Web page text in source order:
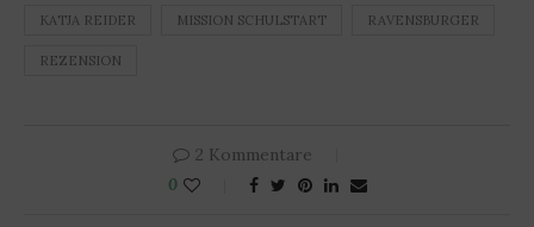
KATJA REIDER MISSION SCHULSTART RAVENSBURGER
REZENSION
2 Kommentare
0